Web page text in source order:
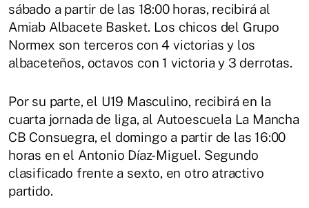
sábado a partir de las 18:00 horas, recibirá al
Amiab Albacete Basket. Los chicos del Grupo
Normex son terceros con 4 victorias y los
albaceteños, octavos con 1 victoria y 3 derrotas.
Por su parte, el U19 Masculino, recibirá en la
cuarta jornada de liga, al Autoescuela La Mancha
CB Consuegra, el domingo a partir de las 16:00
horas en el Antonio Díaz-Miguel. Segundo
clasificado frente a sexto, en otro atractivo
partido.